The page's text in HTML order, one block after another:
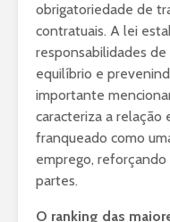
obrigatoriedade de
contratuais. A lei
responsabilidades
equilíbrio e
importante
caracteriza a
franqueado como
emprego, reforçando
partes.
O ranking das